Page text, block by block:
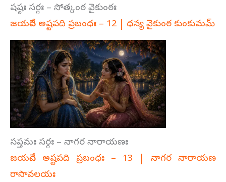
షష్ఠః సర్గః – సోత్కంఠ వైకుంఠః
జయదేవ అష్టపది ప్రబంధః – 12 | ధన్య వైకుంఠ కుంకుమమ్‌
సప్తమః సర్గః – నాగర నారాయణః
జయదేవ అష్టపది ప్రబంధః – 13 | నాగర నారాయణ
రాసావలయః